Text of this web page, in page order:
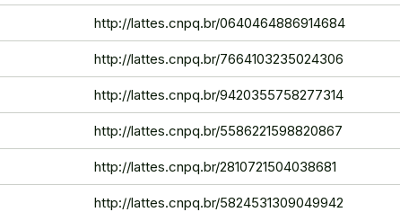
http://lattes.cnpq.br/0640464886914684
http://lattes.cnpq.br/7664103235024306
http://lattes.cnpq.br/9420355758277314
http://lattes.cnpq.br/5586221598820867
http://lattes.cnpq.br/2810721504038681
http://lattes.cnpq.br/5824531309049942